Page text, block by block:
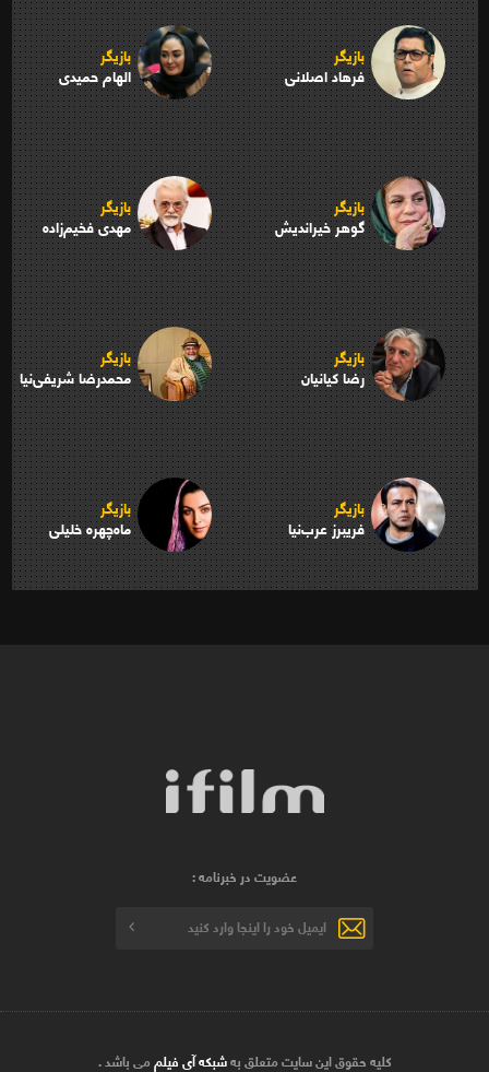
بازیگر
فرهاد اصلانی
بازیگر
الهام حمیدی
بازیگر
گوهر خیراندیش
بازیگر
مهدی فخیم‌زاده
بازیگر
رضا کیانیان
بازیگر
محمدرضا شریفی‌نیا
بازیگر
فریبرز عرب‌نیا
بازیگر
ماه‌چهره خلیلی
عضویت در خبرنامه :
کلیه حقوق این سایت متعلق بهشبکه آی فیلممی باشد .